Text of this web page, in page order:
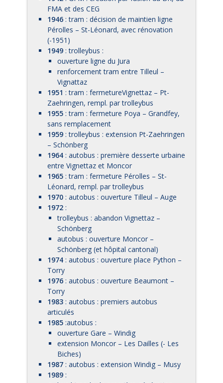
FMA et des CEG
1946 : tram : décision de maintien ligne
Pérolles – St-Léonard, avec rénovation
(-1951)
1949 : trolleybus :
ouverture ligne du Jura
renforcement tram entre Tilleul –
Vignattaz
1951 : tram : fermetureVignettaz – Pt-
Zaehringen, rempl. par trolleybus
1955 : tram : fermeture Poya – Grandfey,
sans remplacement
1959 : trolleybus : extension Pt-Zaehringen
– Schönberg
1964 : autobus : première desserte urbaine
entre Vignettaz et Moncor
1965 : tram : fermeture Pérolles – St-
Léonard, rempl. par trolleybus
1970 : autobus : ouverture Tilleul – Auge
1972 :
trolleybus : abandon Vignettaz –
Schönberg
autobus : ouverture Moncor –
Schönberg (et hôpital cantonal)
1974 : autobus : ouverture place Python –
Torry
1976 : autobus : ouverture Beaumont –
Torry
1983 : autobus : premiers autobus
articulés
1985 :autobus :
ouverture Gare – Windig
extension Moncor – Les Dailles (- Les
Biches)
1987 : autobus : extension Windig – Musy
1989 :